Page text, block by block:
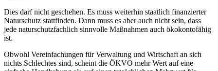
Dies darf nicht geschehen. Es muss weiterhin staatlich finanzierter
Naturschutz stattfinden. Dann muss es aber auch nicht sein, dass
jede naturschutzfachlich sinnvolle Maßnahmen auch ökokontofähig
ist.
Obwohl Vereinfachungen für Verwaltung und Wirtschaft an sich
nichts Schlechtes sind, scheint die ÖKVO mehr Wert auf eine